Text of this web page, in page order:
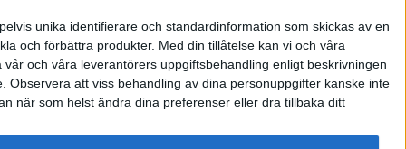
unika identifierare och standardinformation som skickas av en
och förbättra produkter. Med din tillåtelse kan vi och våra
och våra leverantörers uppgiftsbehandling enligt beskrivningen
Observera att viss behandling av dina personuppgifter kanske inte
när som helst ändra dina preferenser eller dra tillbaka ditt